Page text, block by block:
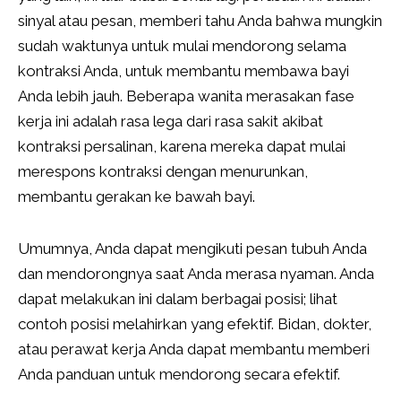
sinyal atau pesan, memberi tahu Anda bahwa mungkin
sudah waktunya untuk mulai mendorong selama
kontraksi Anda, untuk membantu membawa bayi
Anda lebih jauh. Beberapa wanita merasakan fase
kerja ini adalah rasa lega dari rasa sakit akibat
kontraksi persalinan, karena mereka dapat mulai
merespons kontraksi dengan menurunkan,
membantu gerakan ke bawah bayi.
Umumnya, Anda dapat mengikuti pesan tubuh Anda
dan mendorongnya saat Anda merasa nyaman. Anda
dapat melakukan ini dalam berbagai posisi; lihat
contoh posisi melahirkan yang efektif. Bidan, dokter,
atau perawat kerja Anda dapat membantu memberi
Anda panduan untuk mendorong secara efektif.